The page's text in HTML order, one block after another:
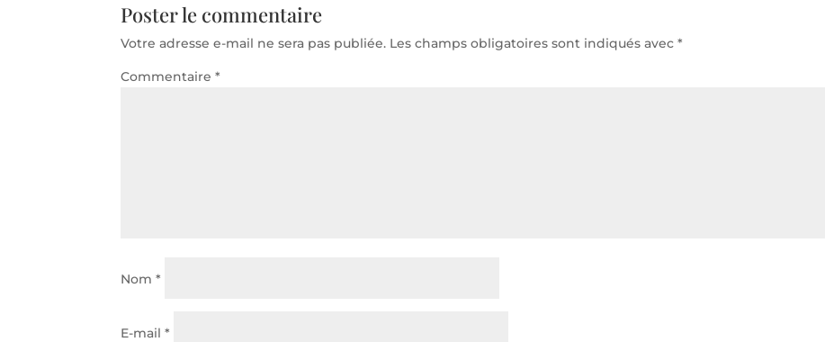
Poster le commentaire
Votre adresse e-mail ne sera pas publiée. Les champs obligatoires sont indiqués avec*
Commentaire*
Nom*
E-mail*